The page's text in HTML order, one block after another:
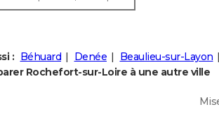
: Béhuard Denée Beaulieu-sur-Layon
Rochefort-sur-Loire à une autre ville